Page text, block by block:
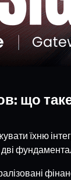
що
їхню